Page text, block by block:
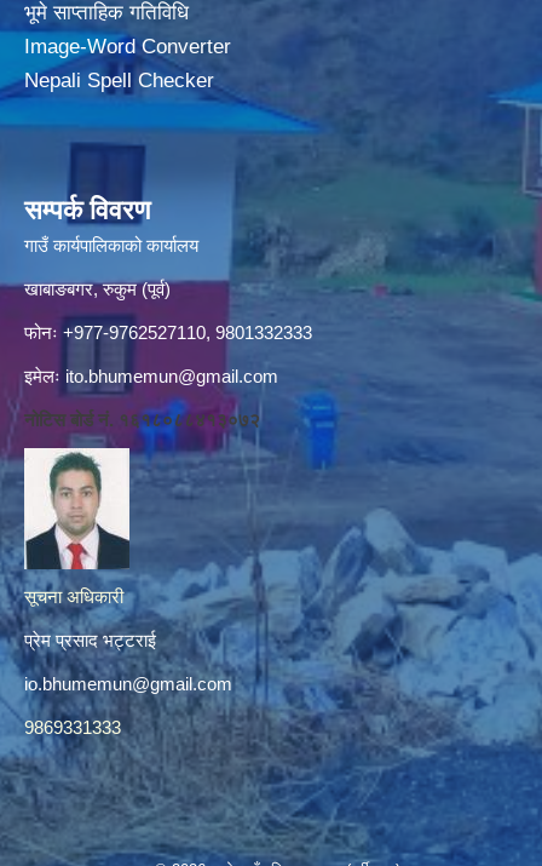
भूमे साप्ताहिक गतिविधि
Image-Word Converter
Nepali Spell Checker
सम्पर्क विवरण
गाउँ कार्यपालिकाको कार्यालय
खाबाङबगर, रुकुम (पूर्व)
फोनः +977-9762527110, 9801332333
इमेलः ito.bhumemun@gmail.com
नोटिस बोर्ड नं. १६१८०८८४१३०७२
सूचना अधिकारी
प्रेम प्रसाद भट्टराई
io.bhumemun@gmail.com
9869331333